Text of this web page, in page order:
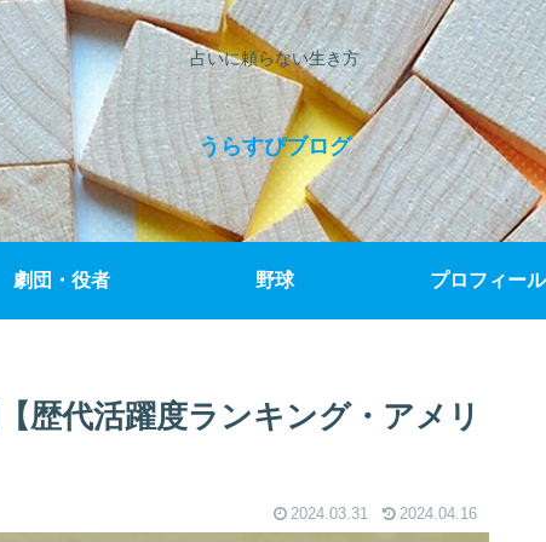
占いに頼らない生き方
うらすぴブログ
劇団・役者 野球 プロフィール
歴代活躍度ランキング・アメリ
2024.03.31 2024.04.16